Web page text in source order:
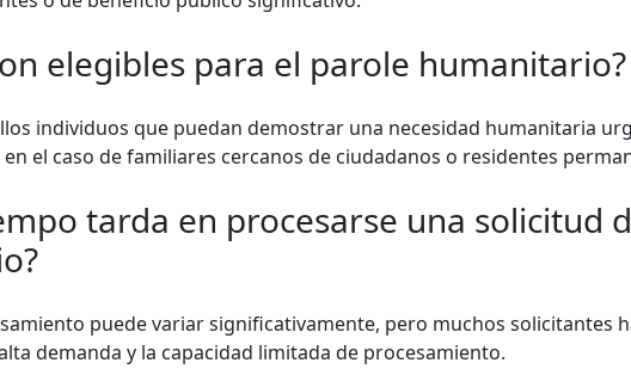
elegibles para el parole humanitario?
individuos que puedan demostrar una necesidad humanitaria
el caso de familiares cercanos de ciudadanos o residentes
tarda en procesarse una solicitud
puede variar significativamente, pero muchos solicitantes
demanda y la capacidad limitada de procesamiento.